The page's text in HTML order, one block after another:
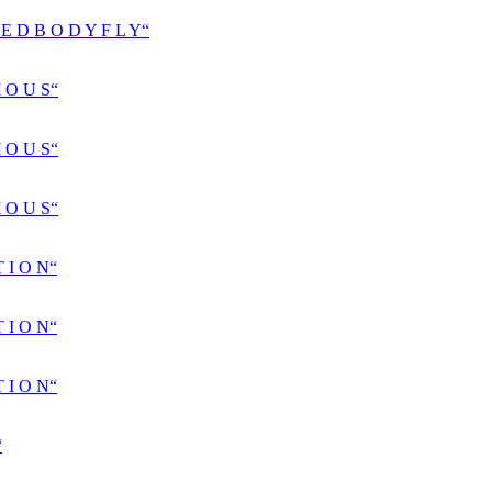
D B O D Y F L Y“
U S“
U S“
U S“
I O N“
I O N“
I O N“